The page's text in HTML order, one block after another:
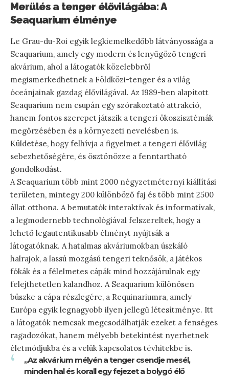
Merülés a tenger élővilágába: A
Seaquarium élménye
Le Grau-du-Roi egyik legkiemelkedőbb látványossága a
Seaquarium, amely egy modern és lenyűgöző tengeri
akvárium, ahol a látogatók közelebbről
megismerkedhetnek a Földközi-tenger és a világ
óceánjainak gazdag élővilágával. Az 1989-ben alapított
Seaquarium nem csupán egy szórakoztató attrakció,
hanem fontos szerepet játszik a tengeri ökoszisztémák
megőrzésében és a környezeti nevelésben is.
Küldetése, hogy felhívja a figyelmet a tengeri élővilág
sebezhetőségére, és ösztönözze a fenntartható
gondolkodást.
A Seaquarium több mint 2000 négyzetméternyi kiállítási
területen, mintegy 200 különböző faj és több mint 2500
állat otthona. A bemutatók interaktívak és informatívak,
a legmodernebb technológiával felszereltek, hogy a
lehető legautentikusabb élményt nyújtsák a
látogatóknak. A hatalmas akváriumokban úszkáló
halrajok, a lassú mozgású tengeri teknősök, a játékos
fókák és a félelmetes cápák mind hozzájárulnak egy
felejthetetlen kalandhoz. A Seaquarium különösen
büszke a cápa részlegére, a Requinariumra, amely
Európa egyik legnagyobb ilyen jellegű létesítménye. Itt
a látogatók nemcsak megcsodálhatják ezeket a fenséges
ragadozókat, hanem mélyebb betekintést nyerhetnek
életmódjukba és a velük kapcsolatos tévhitekbe is.
„Az akvárium mélyén a tenger csendje mesél,
minden hal és korall egy fejezet a bolygó élő